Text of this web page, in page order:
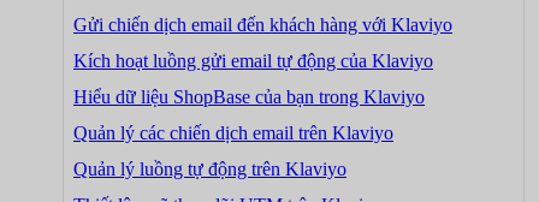
Gửi chiến dịch email đến khách hàng với Klaviyo
Kích hoạt luồng gửi email tự động của Klaviyo
Hiểu dữ liệu ShopBase của bạn trong Klaviyo
Quản lý các chiến dịch email trên Klaviyo
Quản lý luồng tự động trên Klaviyo